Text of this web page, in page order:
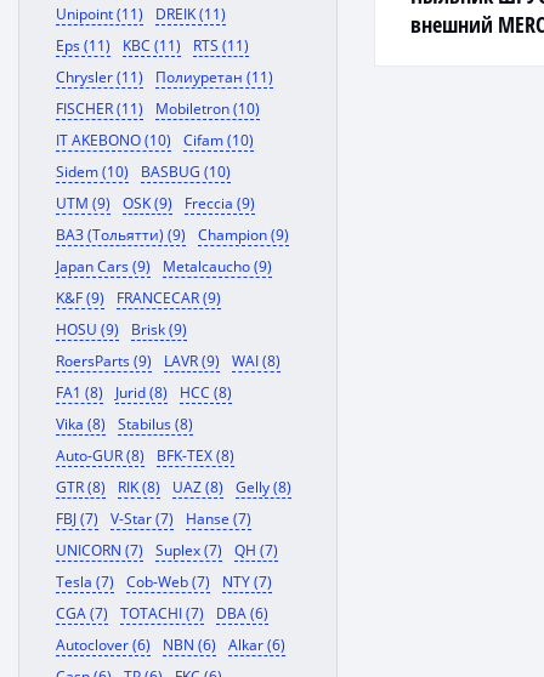
Unipoint (11)
DREIK (11)
Eps (11)
KBC (11)
RTS (11)
Chrysler (11)
Полиуретан (11)
FISCHER (11)
Mobiletron (10)
IT AKEBONO (10)
Cifam (10)
Sidem (10)
BASBUG (10)
UTM (9)
OSK (9)
Freccia (9)
ВАЗ (Тольятти) (9)
Champion (9)
Japan Cars (9)
Metalcaucho (9)
K&F (9)
FRANCECAR (9)
HOSU (9)
Brisk (9)
RoersParts (9)
LAVR (9)
WAI (8)
FA1 (8)
Jurid (8)
HCC (8)
Vika (8)
Stabilus (8)
Auto-GUR (8)
BFK-TEX (8)
GTR (8)
RIK (8) UAZ (8)
Gelly (8)
FBJ (7)
V-Star (7)
Hanse (7)
UNICORN (7)
Suplex (7)
QH (7)
Tesla (7)
Cob-Web (7)
NTY (7)
CGA (7)
TOTACHI (7)
DBA (6)
Autoclover (6)
NBN (6)
Alkar (6)
внешний